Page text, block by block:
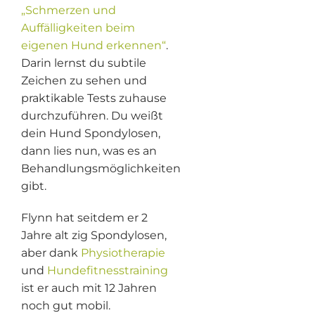
„Schmerzen und
Auffälligkeiten beim
eigenen Hund erkennen“.
Darin lernst du subtile
Zeichen zu sehen und
praktikable Tests zuhause
durchzuführen. Du weißt
dein Hund Spondylosen,
dann lies nun, was es an
Behandlungsmöglichkeiten
gibt.
Flynn hat seitdem er 2
Jahre alt zig Spondylosen,
aber dank Physiotherapie
und Hundefitnesstraining
ist er auch mit 12 Jahren
noch gut mobil.